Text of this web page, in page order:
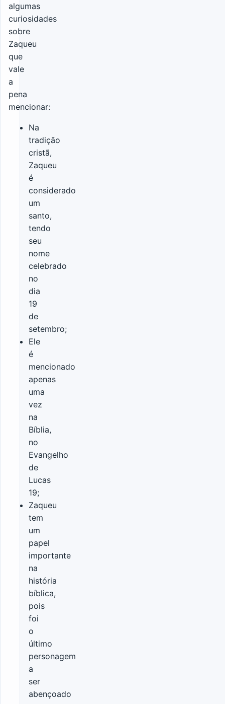
algumas
curiosidades
sobre
Zaqueu
que
vale
a
pena
mencionar:
Na
tradição
cristã,
Zaqueu
é
considerado
um
santo,
tendo
seu
nome
celebrado
no
dia
19
de
setembro;
Ele
é
mencionado
apenas
uma
vez
na
Bíblia,
no
Evangelho
de
Lucas
19;
Zaqueu
tem
um
papel
importante
na
história
bíblica,
pois
foi
o
último
personagem
a
ser
abençoado